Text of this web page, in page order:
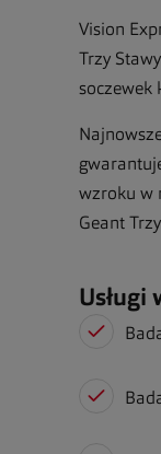
Vision
Trzy
soczewek
wzroku w
Geant
Usługi